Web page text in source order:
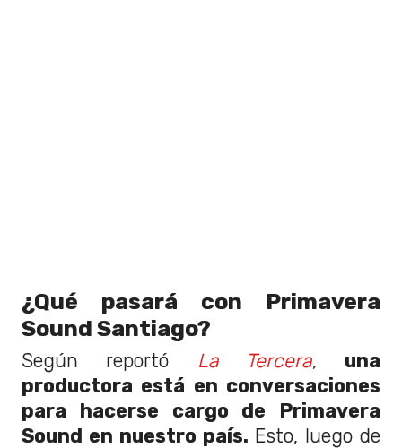
¿Qué pasará con Primavera
Sound Santiago?
Según reportó La Tercera, una
productora está en conversaciones
para hacerse cargo de Primavera
Sound en nuestro país. Esto, luego de